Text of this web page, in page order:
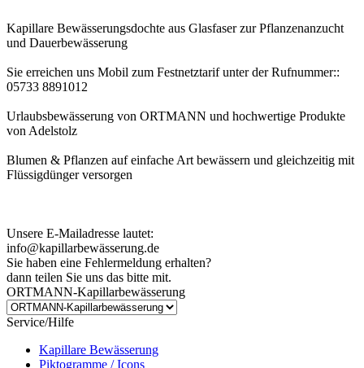
Kapillare Bewässerungsdochte aus Glasfaser zur Pflanzenanzucht
und Dauerbewässerung
Sie erreichen uns Mobil zum Festnetztarif unter der Rufnummer::
05733 8891012
Urlaubsbewässerung von ORTMANN und hochwertige Produkte
von Adelstolz
Blumen & Pflanzen auf einfache Art bewässern und gleichzeitig mit
Flüssigdünger versorgen
Unsere E-Mailadresse lautet:
info@kapillarbewässerung.de
Sie haben eine Fehlermeldung erhalten?
dann teilen Sie uns das bitte mit.
ORTMANN-Kapillarbewässerung
Service/Hilfe
Kapillare Bewässerung
Piktogramme / Icons